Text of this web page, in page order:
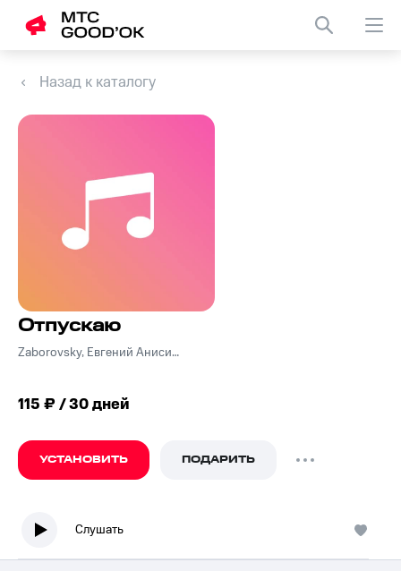
Назад к каталогу
Отпускаю
Zaborovsky, Евгений Анисимов
115 ₽ / 30 дней
УСТАНОВИТЬ ПОДАРИТЬ
Слушать